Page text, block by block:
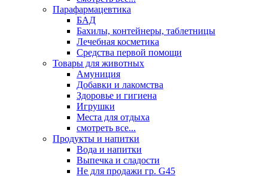
Парафармацевтика
БАД
Бахилы, контейнеры, таблетницы
Лечебная косметика
Средства первой помощи
Товары для животных
Амуниция
Добавки и лакомства
Здоровье и гигиена
Игрушки
Места для отдыха
смотреть все...
Продукты и напитки
Вода и напитки
Выпечка и сладости
Не для продажи гр. G45